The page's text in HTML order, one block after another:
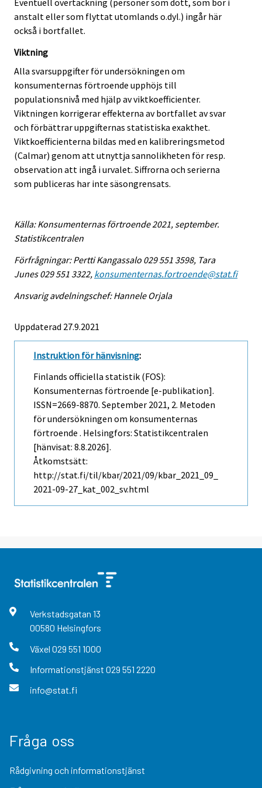
Eventuell övertäckning (personer som dött, som bor i
anstalt eller som flyttat utomlands o.dyl.) ingår här
också i bortfallet.
Viktning
Alla svarsuppgifter för undersökningen om
konsumenternas förtroende upphöjs till
populationsnivå med hjälp av viktkoefficienter.
Viktningen korrigerar effekterna av bortfallet av svar
och förbättrar uppgifternas statistiska exakthet.
Viktkoefficienterna bildas med en kalibreringsmetod
(Calmar) genom att utnyttja sannolikheten för resp.
observation att ingå i urvalet. Siffrorna och serierna
som publiceras har inte säsongrensats.
Källa: Konsumenternas förtroende 2021, september.
Statistikcentralen
Förfrågningar: Pertti Kangassalo 029 551 3598, Tara
Junes 029 551 3322, konsumenternas.fortroende@stat.fi
Ansvarig avdelningschef: Hannele Orjala
Uppdaterad 27.9.2021
Instruktion för hänvisning:
Finlands officiella statistik (FOS):
Konsumenternas förtroende [e-publikation].
ISSN=2669-8870. September 2021, 2. Metoden
för undersökningen om konsumenternas
förtroende . Helsingfors: Statistikcentralen
[hänvisat: 8.8.2026].
Åtkomstsätt:
http://stat.fi/til/kbar/2021/09/kbar_2021_09_
2021-09-27_kat_002_sv.html
Verkstadsgatan 13
00580 Helsingfors
Växel 029 551 1000
Informationstjänst 029 551 2220
info@stat.fi
Fråga oss
Rådgivning och informationstjänst